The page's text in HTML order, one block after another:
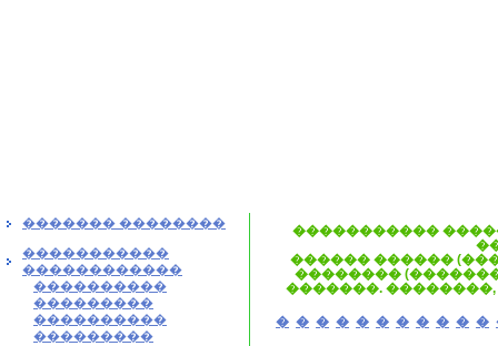
������� ��������
�����������
������������
����������
���������
����������
���������
�����������
������ ������
��������
�������.
� � � � � � � � � � �